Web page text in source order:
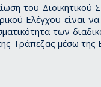
του Διοικητικού
Ελέγχου είναι
των
Τράπεζας μέσω της